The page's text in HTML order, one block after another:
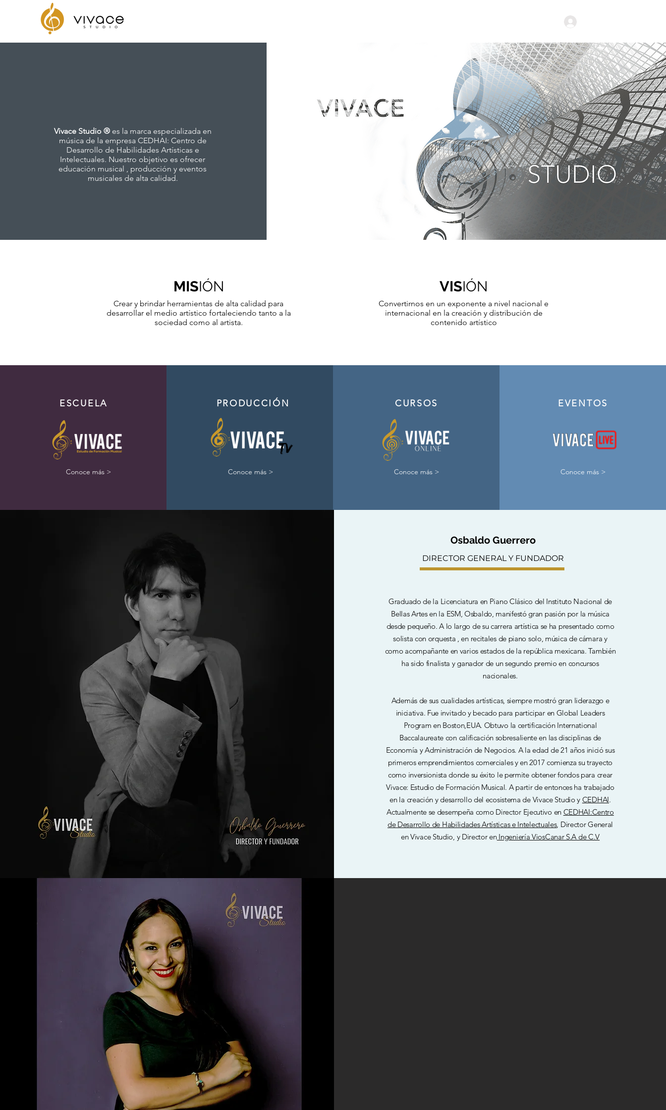
Vivace Studio ® es la marca especializada en
música de la empresa CEDHAI: Centro de
Desarrollo de Habilidades Artísticas e
Intelectuales. Nuestro objetivo es ofrecer
educación musical , producción y eventos
musicales de alta calidad.
MISIÓN
Crear y brindar herramientas de alta calidad para
desarrollar el medio artístico fortaleciendo tanto a la
sociedad como al artista.
VISIÓN
Convertirnos en un exponente a nivel nacional e
internacional en la creación y distribución de
contenido artístico
ESCUELA
Conoce más >
PRODUCCIÓN
Conoce más >
CURSOS
Conoce más >
EVENTOS
Conoce más >
Osbaldo Guerrero
DIRECTOR GENERAL Y FUNDADOR
Graduado de la Licenciatura en Piano Clásico del Instituto Nacional de
Bellas Artes en la ESM, Osbaldo, manifestó gran pasión por la música
desde pequeño. A lo largo de su carrera artística se ha presentado como
solista con orquesta , en recitales de piano solo, música de cámara y
como acompañante en varios estados de la república mexicana. También
ha sido finalista y ganador de un segundo premio en concursos
nacionales.
Además de sus cualidades artísticas, siempre mostró gran liderazgo e
iniciativa. Fue invitado y becado para participar en Global Leaders
Program en Boston,EUA. Obtuvo la certificación International
Baccalaureate con calificación sobresaliente en las disciplinas de
Economía y Administración de Negocios. A la edad de 21 años inició sus
primeros emprendimientos comerciales y en 2017 comienza su trayecto
como inversionista donde su éxito le permite obtener fondos para crear
Vivace: Estudio de Formación Musical. A partir de entonces ha trabajado
en la creación y desarrollo del ecosistema de Vivace Studio y CEDHAI.
Actualmente se desempeña como Director Ejecutivo en CEDHAI:Centro
de Desarrollo de Habilidades Artísticas e Intelectuales, Director General
en Vivace Studio, y Director enIngeniería ViosCanar S.A de C.V